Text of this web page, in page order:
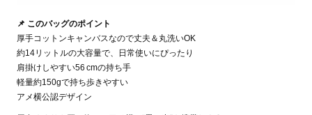
📌 このバッグのポイント
厚手コットンキャンバスなので丈夫＆丸洗いOK
約14リットルの大容量で、日常使いにぴったり
肩掛けしやすい56 cmの持ち手
軽量約150gで持ち歩きやすい
アメ横公認デザイン